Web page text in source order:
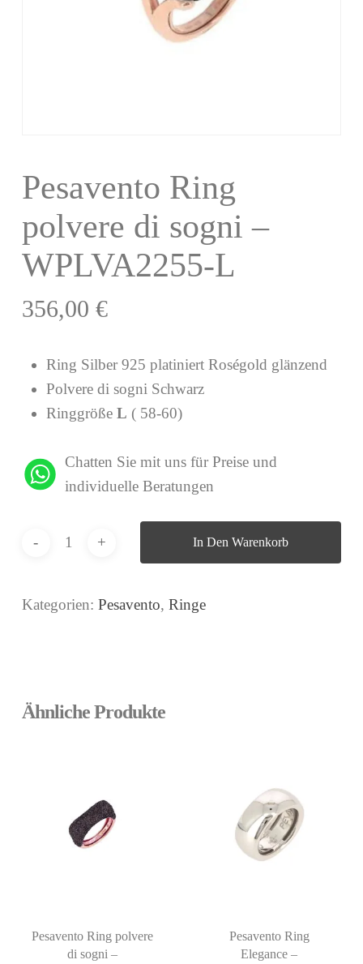
Pesavento Ring
polvere di sogni –
WPLVA2255-L
356,00 €
Ring Silber 925 platiniert Roségold glänzend
Polvere di sogni Schwarz
Ringgröße L ( 58-60)
Chatten Sie mit uns für Preise und
individuelle Beratungen
In Den Warenkorb
Kategorien: Pesavento, Ringe
Ähnliche Produkte
Pesavento Ring polvere
di sogni –
Pesavento Ring
Elegance –